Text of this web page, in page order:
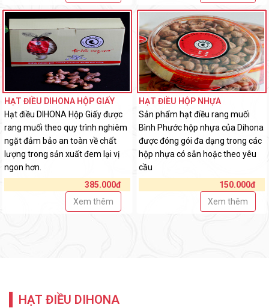
HẠT ĐIỀU DIHONA HỘP GIẤY
Hạt điều DIHONA Hộp Giấy được
rang muối theo quy trình nghiêm
ngặt đảm bảo an toàn về chất
lượng trong sản xuất đem lại vị
ngon hơn.
385.000đ
Xem thêm
HẠT ĐIỀU HỘP NHỰA
Sản phẩm hạt điều rang muối
Bình Phước hộp nhựa của Dihona
được đóng gói đa dạng trong các
hộp nhựa có sẵn hoặc theo yêu
cầu
150.000đ
Xem thêm
HẠT ĐIỀU DIHONA